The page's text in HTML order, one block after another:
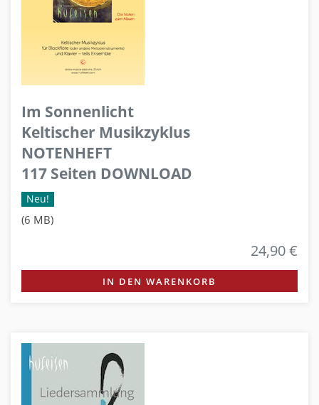
Im Sonnenlicht
Keltischer Musikzyklus
NOTENHEFT
117 Seiten DOWNLOAD
Neu!
(6 MB)
24,90 €
IN DEN WARENKORB